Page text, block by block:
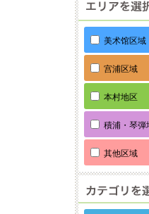
美术馆区域
宫浦区域
本村地区
積浦・琴弾
其他区域